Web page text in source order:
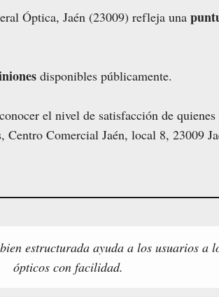
Óptica, Jaén (23009) refleja una
disponibles públicamente.
el nivel de satisfacción de quienes
Centro Comercial Jaén, local 8, 23009
estructurada ayuda a los usuarios a
ópticos con facilidad.